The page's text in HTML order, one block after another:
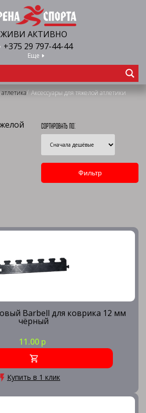
ЖИВИ АКТИВНО
+375 29 797-44-44
Еще
/ Аксессуары для тяжелой атлетики
Сортировать по:
Barbell для коврика 12 мм
чёрный
11.00 р
Купить в 1 клик